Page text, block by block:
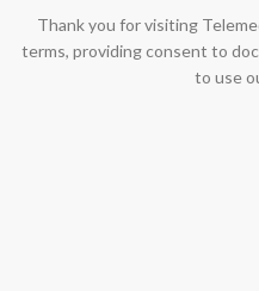
Thank you for visiting
terms, providing consent to
to use